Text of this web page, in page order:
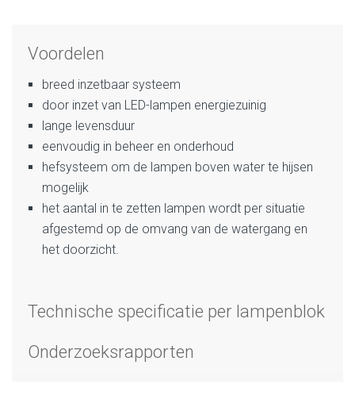
Voordelen
breed inzetbaar systeem
door inzet van LED-lampen energiezuinig
lange levensduur
eenvoudig in beheer en onderhoud
hefsysteem om de lampen boven water te hijsen
mogelijk
het aantal in te zetten lampen wordt per situatie
afgestemd op de omvang van de watergang en
het doorzicht.
Technische specificatie per lampenblok
Onderzoeksrapporten